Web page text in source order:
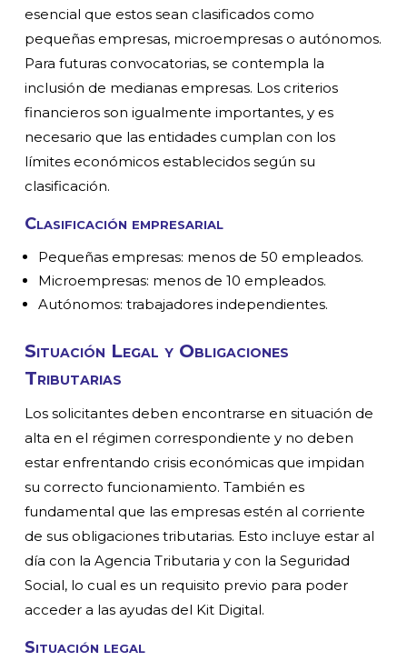
esencial que estos sean clasificados como
pequeñas empresas, microempresas o autónomos.
Para futuras convocatorias, se contempla la
inclusión de medianas empresas. Los criterios
financieros son igualmente importantes, y es
necesario que las entidades cumplan con los
límites económicos establecidos según su
clasificación.
Clasificación empresarial
Pequeñas empresas: menos de 50 empleados.
Microempresas: menos de 10 empleados.
Autónomos: trabajadores independientes.
Situación Legal y Obligaciones
Tributarias
Los solicitantes deben encontrarse en situación de
alta en el régimen correspondiente y no deben
estar enfrentando crisis económicas que impidan
su correcto funcionamiento. También es
fundamental que las empresas estén al corriente
de sus obligaciones tributarias. Esto incluye estar al
día con la Agencia Tributaria y con la Seguridad
Social, lo cual es un requisito previo para poder
acceder a las ayudas del Kit Digital.
Situación legal